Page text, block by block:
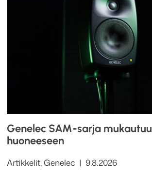
Genelec SAM-sarja mukautuu
huoneeseen
Kategoriat
Artikkelit, Genelec Julkaistu
9.8.2026